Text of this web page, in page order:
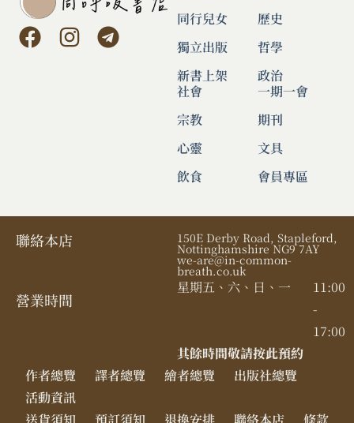
同行兒女
獨立出版
新書上架
歷史
哲學
政治
社會
宗教
心靈
飲食
一期一會
期刊
文具
會員專區
聯絡本店 150E Derby Road, Stapleford,
Nottinghamshire NG9 7AY
we-are@in-common-
breath.co.uk
營業時間​
星期五、六、日、一
11:00
-
17:00
其餘時間敬請按此預約
作者總覽
譯者總覽 繪者總覽
出版社總覽
活動資訊